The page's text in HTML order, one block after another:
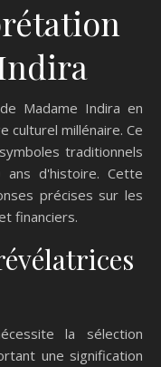
Madame Indira en
culturel millénaire. Ce
traditionnels
d'histoire. Cette
précises sur les
financiers.
la sélection
une signification